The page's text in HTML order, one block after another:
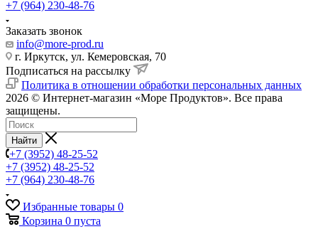
+7 (964) 230-48-76
Заказать звонок
info@more-prod.ru
г. Иркутск, ул. Кемеровская, 70
Подписаться на рассылку
Политика в отношении обработки персональных данных
2026 © Интернет-магазин «Море Продуктов». Все права
защищены.
Найти
+7 (3952) 48-25-52
+7 (3952) 48-25-52
+7 (964) 230-48-76
Избранные товары 0
Корзина 0 пуста